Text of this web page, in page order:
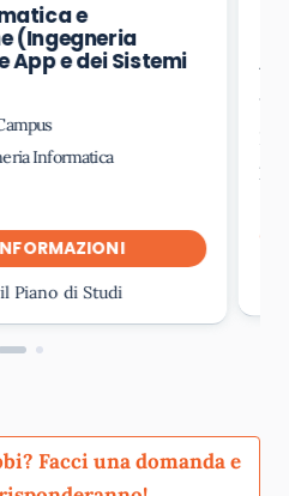
e
(Ingegneria
e dei Sistemi
Informatica
Piano di Studi
Da